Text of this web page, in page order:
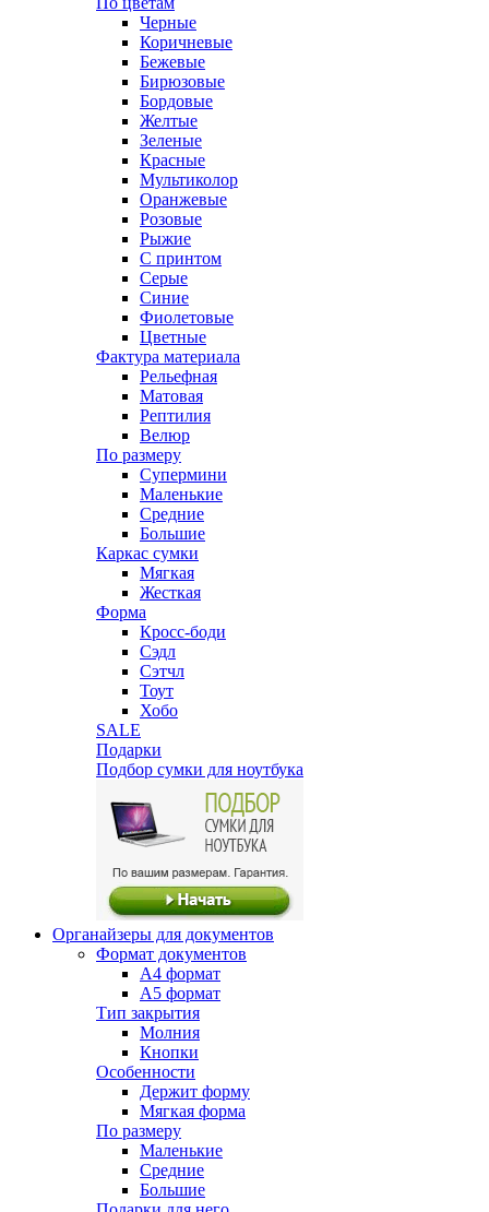
Черные
Коричневые
Бежевые
Бирюзовые
Бордовые
Желтые
Зеленые
Красные
Мультиколор
Оранжевые
Розовые
Рыжие
С принтом
Серые
Синие
Фиолетовые
Цветные
Фактура материала
Рельефная
Матовая
Рептилия
Велюр
По размеру
Супермини
Маленькие
Средние
Большие
Каркас сумки
Мягкая
Жесткая
Форма
Кросс-боди
Сэдл
Сэтчл
Тоут
Хобо
SALE
Подарки
Подбор сумки для ноутбука
Органайзеры для документов
Формат документов
А4 формат
А5 формат
Тип закрытия
Молния
Кнопки
Особенности
Держит форму
Мягкая форма
По размеру
Маленькие
Средние
Большие